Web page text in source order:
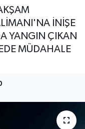
İNİŞE
YANGIN ÇIKAN
MÜDAHALE